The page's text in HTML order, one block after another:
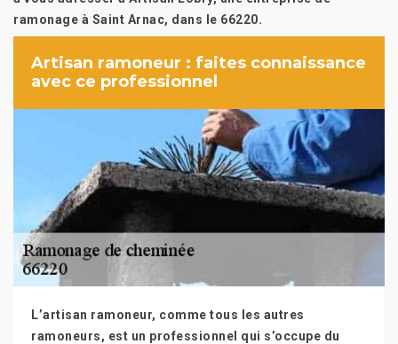
ramonage à Saint Arnac, dans le 66220.
Artisan ramoneur : faites connaissance
avec ce professionnel
L’artisan ramoneur, comme tous les autres
ramoneurs, est un professionnel qui s’occupe du